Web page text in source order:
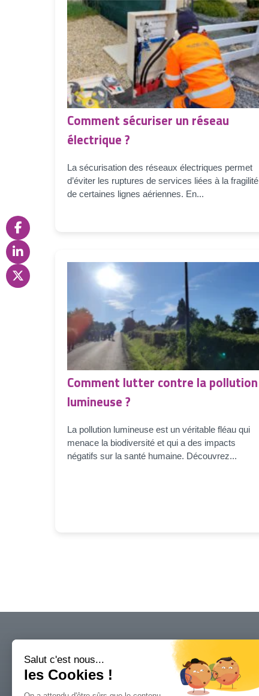
Comment sécuriser un réseau
électrique ?
La sécurisation des réseaux électriques permet
d’éviter les ruptures de services liées à la fragilité
de certaines lignes aériennes. En...
Comment lutter contre la pollution
lumineuse ?
La pollution lumineuse est un véritable fléau qui
menace la biodiversité et qui a des impacts
négatifs sur la santé humaine. Découvrez...